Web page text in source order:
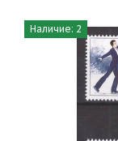
Наличие: 2